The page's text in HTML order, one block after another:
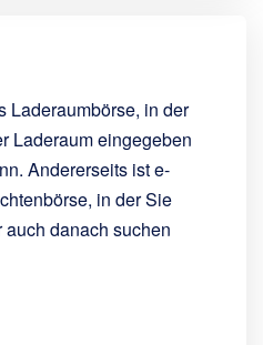
Laderaumbörse, in der
Laderaum eingegeben
Andererseits ist e-
in der Sie
danach suchen